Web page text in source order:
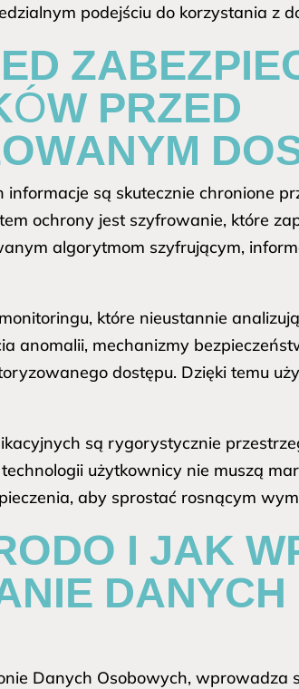
podejściu do korzystania z
PRZED
są skutecznie chronione
ochrony jest szyfrowanie, które
algorytmom szyfrującym,
które nieustannie
anomalii, mechanizmy
dostępu. Dzięki temu
są rygorystycznie
użytkownicy nie muszą
aby sprostać rosnącym
I JAK
Danych Osobowych,